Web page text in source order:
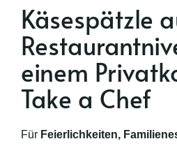
Käsespätzle
einem
Take a Chef
Für Feierlichkeiten,